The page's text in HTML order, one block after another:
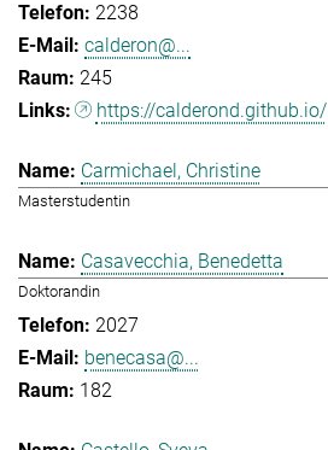
2238
calderon@...
245
https://calderond.github.io/
Carmichael, Christine
Masterstudentin
Casavecchia, Benedetta
Doktorandin
2027
benecasa@...
182